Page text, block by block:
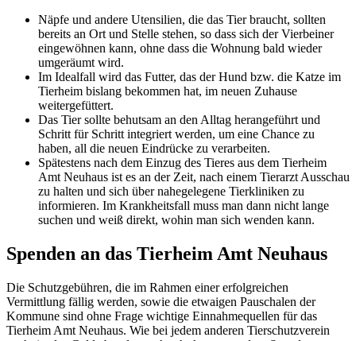
Näpfe und andere Utensilien, die das Tier braucht, sollten
bereits an Ort und Stelle stehen, so dass sich der Vierbeiner
eingewöhnen kann, ohne dass die Wohnung bald wieder
umgeräumt wird.
Im Idealfall wird das Futter, das der Hund bzw. die Katze im
Tierheim bislang bekommen hat, im neuen Zuhause
weitergefüttert.
Das Tier sollte behutsam an den Alltag herangeführt und
Schritt für Schritt integriert werden, um eine Chance zu
haben, all die neuen Eindrücke zu verarbeiten.
Spätestens nach dem Einzug des Tieres aus dem Tierheim
Amt Neuhaus ist es an der Zeit, nach einem Tierarzt Ausschau
zu halten und sich über nahegelegene Tierkliniken zu
informieren. Im Krankheitsfall muss man dann nicht lange
suchen und weiß direkt, wohin man sich wenden kann.
Spenden an das Tierheim Amt Neuhaus
Die Schutzgebühren, die im Rahmen einer erfolgreichen
Vermittlung fällig werden, sowie die etwaigen Pauschalen der
Kommune sind ohne Frage wichtige Einnahmequellen für das
Tierheim Amt Neuhaus. Wie bei jedem anderen Tierschutzverein